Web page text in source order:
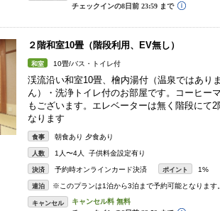
２階和室10畳（階段利用、EV無し）
和室 10畳/バス・トイレ付
渓流沿い和室10畳、檜内湯付（温泉ではあり
ん）・洗浄トイレ付のお部屋です。コーヒー
もございます。エレベーターは無く階段にて2
なります
食事 朝食あり 夕食あり
人数 1人〜4人 子供料金設定有り
決済 予約時オンラインカード決済 ポイント 1%
連泊 ※このプランは1泊から3泊まで予約可能となります。
キャンセル